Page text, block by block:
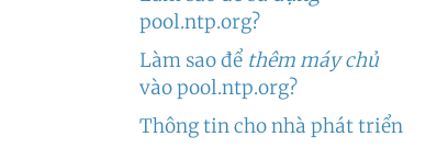
pool.ntp.org?
Làm sao để thêm máy chủ
vào pool.ntp.org?
Thông tin cho nhà phát triển